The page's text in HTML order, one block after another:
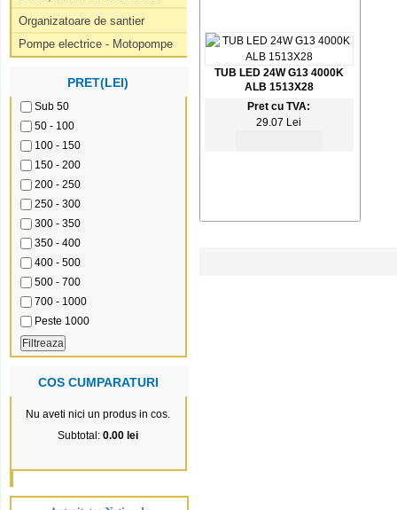
Organizatoare de santier
Pompe electrice - Motopompe
PRET(LEI)
Sub 50
50 - 100
100 - 150
150 - 200
200 - 250
250 - 300
300 - 350
350 - 400
400 - 500
500 - 700
700 - 1000
Peste 1000
COS CUMPARATURI
Nu aveti nici un produs in cos.
Subtotal: 0.00 lei
TUB LED 24W G13 4000K
ALB 1513X28
Pret cu TVA:
29.07 Lei